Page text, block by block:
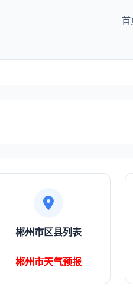
首
郴州市区县列表
郴州市天气预报